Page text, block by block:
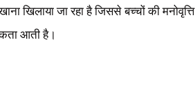
खिलाया जा रहा है जिससे बच्चों की मनोवृत्ति
आती है।